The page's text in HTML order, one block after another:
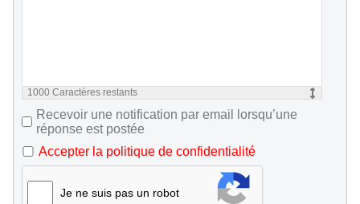
1000 Caractères restants
Recevoir une notification par email lorsqu’une
réponse est postée
Accepter la politique de confidentialité
Je ne suis pas un robot